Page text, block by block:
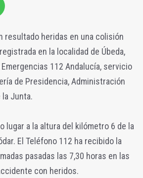
resultado heridas en una colisión
en la localidad de Úbeda,
112 Andalucía, servicio
de Presidencia, Administración
Junta.
lugar a la altura del kilómetro 6 de la
El Teléfono 112 ha recibido la
pasadas las 7,30 horas en las
con heridos.